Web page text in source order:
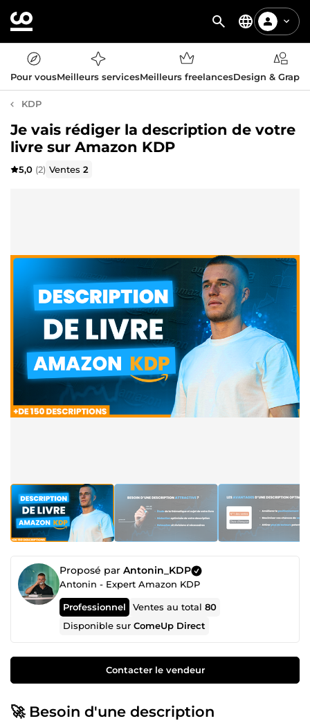
Pour vousMeilleurs servicesMeilleurs freelancesDesign &
KDP
Je vais rédiger la description de votre
livre sur Amazon KDP
5,0 (2) Ventes2
Proposé par Antonin_KDP
Antonin - Expert Amazon KDP
Professionnel Ventes au total80
Disponible surComeUp Direct
Contacter le vendeur
🚀 Besoin d'une description